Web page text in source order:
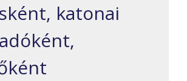
katonai